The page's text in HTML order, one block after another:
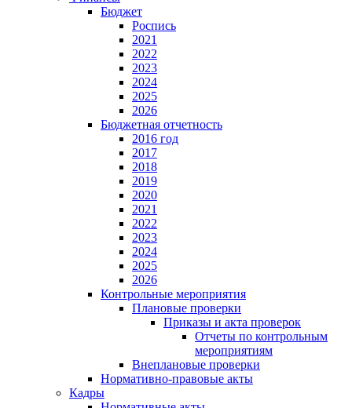
Бюджет
Роспись
2021
2022
2023
2024
2025
2026
Бюджетная отчетность
2016 год
2017
2018
2019
2020
2021
2022
2023
2024
2025
2026
Контрольные мероприятия
Плановые проверки
Приказы и акта проверок
Отчеты по контрольным
мероприятиям
Внеплановые проверки
Нормативно-правовые акты
Кадры